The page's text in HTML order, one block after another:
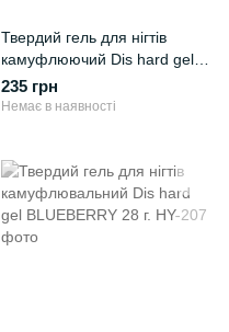
Твердий гель для нігтів
камуфлюючий Dis hard gel
SOFT pink 28гр.
235 грн
Немає в наявності